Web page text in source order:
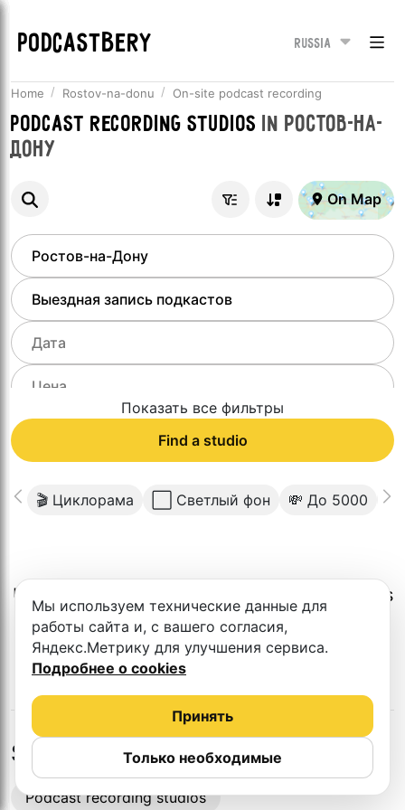
PODCASTBERY Russia
Home Rostov-na-donu On-site podcast recording
Podcast recording studios in Ростов-на-
Дону
On Map
Показать все фильтры
Find a studio
🎬 Циклорама ⬜️ Светлый фон 💸 До 5000
Unfortunately, there is no such studio in this
city.
Studios in nearby cities
Podcast recording studios
Мы используем технические данные для
работы сайта и, с вашего согласия,
Яндекс.Метрику для улучшения сервиса.
Подробнее о cookies
Только необходимые
Принять